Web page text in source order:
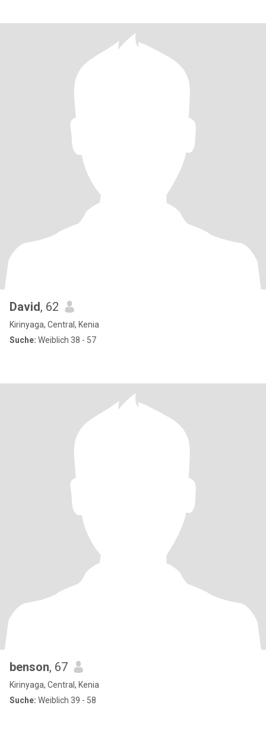
David, 62
Kirinyaga, Central, Kenia
Suche: Weiblich 38 - 57
benson, 67
Kirinyaga, Central, Kenia
Suche: Weiblich 39 - 58